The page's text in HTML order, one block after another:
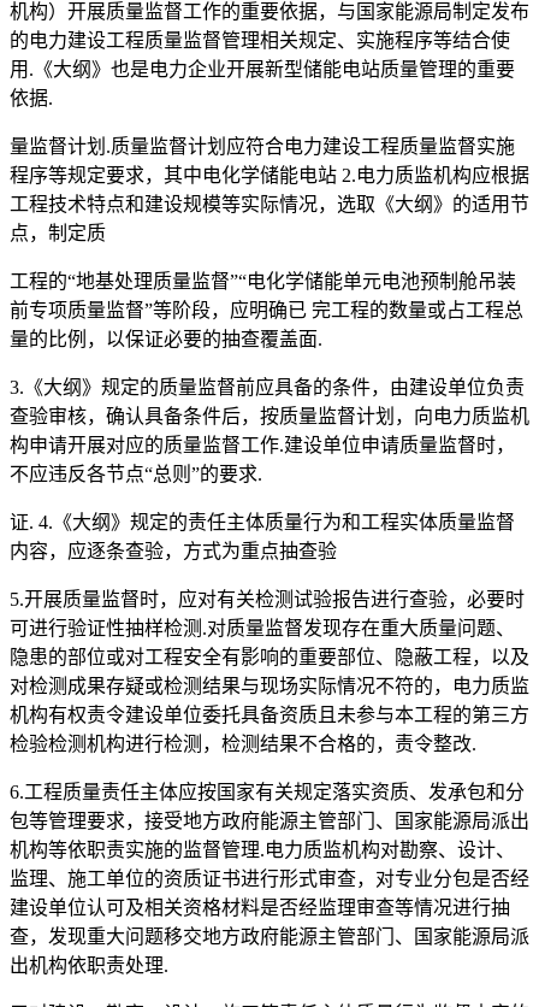
机构）开展质量监督工作的重要依据，与国家能源局制定发布
的电力建设工程质量监督管理相关规定、实施程序等结合使
用.《大纲》也是电力企业开展新型储能电站质量管理的重要
依据.
量监督计划.质量监督计划应符合电力建设工程质量监督实施
程序等规定要求，其中电化学储能电站 2.电力质监机构应根据
工程技术特点和建设规模等实际情况，选取《大纲》的适用节
点，制定质
工程的“地基处理质量监督”“电化学储能单元电池预制舱吊装
前专项质量监督”等阶段，应明确已 完工程的数量或占工程总
量的比例，以保证必要的抽查覆盖面.
3.《大纲》规定的质量监督前应具备的条件，由建设单位负责
查验审核，确认具备条件后，按质量监督计划，向电力质监机
构申请开展对应的质量监督工作.建设单位申请质量监督时，
不应违反各节点“总则”的要求.
证. 4.《大纲》规定的责任主体质量行为和工程实体质量监督
内容，应逐条查验，方式为重点抽查验
5.开展质量监督时，应对有关检测试验报告进行查验，必要时
可进行验证性抽样检测.对质量监督发现存在重大质量问题、
隐患的部位或对工程安全有影响的重要部位、隐蔽工程，以及
对检测成果存疑或检测结果与现场实际情况不符的，电力质监
机构有权责令建设单位委托具备资质且未参与本工程的第三方
检验检测机构进行检测，检测结果不合格的，责令整改.
6.工程质量责任主体应按国家有关规定落实资质、发承包和分
包等管理要求，接受地方政府能源主管部门、国家能源局派出
机构等依职责实施的监督管理.电力质监机构对勘察、设计、
监理、施工单位的资质证书进行形式审查，对专业分包是否经
建设单位认可及相关资格材料是否经监理审查等情况进行抽
查，发现重大问题移交地方政府能源主管部门、国家能源局派
出机构依职责处理.